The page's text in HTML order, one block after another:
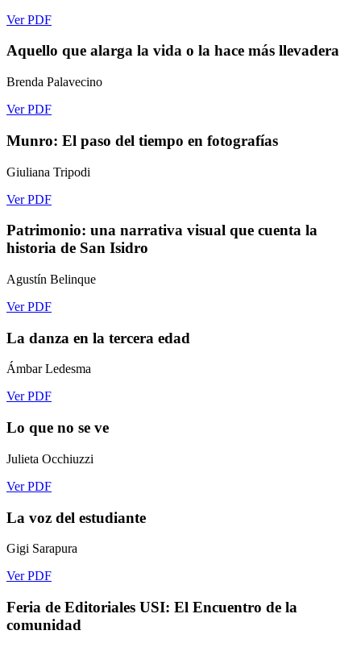
Ver PDF
Aquello que alarga la vida o la hace más llevadera
Brenda Palavecino
Ver PDF
Munro: El paso del tiempo en fotografías
Giuliana Tripodi
Ver PDF
Patrimonio: una narrativa visual que cuenta la
historia de San Isidro
Agustín Belinque
Ver PDF
La danza en la tercera edad
Ámbar Ledesma
Ver PDF
Lo que no se ve
Julieta Occhiuzzi
Ver PDF
La voz del estudiante
Gigi Sarapura
Ver PDF
Feria de Editoriales USI: El Encuentro de la
comunidad